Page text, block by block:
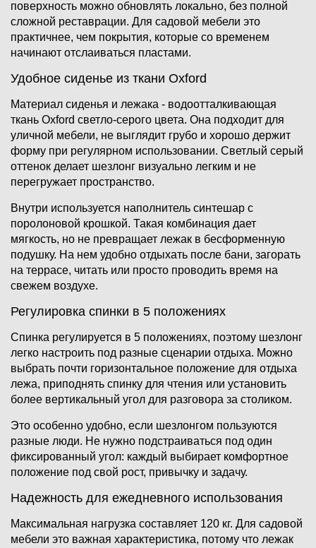
поверхность можно обновлять локально, без полной
сложной реставрации. Для садовой мебели это
практичнее, чем покрытия, которые со временем
начинают отслаиваться пластами.
Удобное сиденье из ткани Oxford
Материал сиденья и лежака - водоотталкивающая
ткань Oxford светло-серого цвета. Она подходит для
уличной мебели, не выглядит грубо и хорошо держит
форму при регулярном использовании. Светлый серый
оттенок делает шезлонг визуально легким и не
перегружает пространство.
Внутри используется наполнитель синтешар с
поролоновой крошкой. Такая комбинация дает
мягкость, но не превращает лежак в бесформенную
подушку. На нем удобно отдыхать после бани, загорать
на террасе, читать или просто проводить время на
свежем воздухе.
Регулировка спинки в 5 положениях
Спинка регулируется в 5 положениях, поэтому шезлонг
легко настроить под разные сценарии отдыха. Можно
выбрать почти горизонтальное положение для отдыха
лежа, приподнять спинку для чтения или установить
более вертикальный угол для разговора за столиком.
Это особенно удобно, если шезлонгом пользуются
разные люди. Не нужно подстраиваться под один
фиксированный угол: каждый выбирает комфортное
положение под свой рост, привычку и задачу.
Надежность для ежедневного использования
Максимальная нагрузка составляет 120 кг. Для садовой
мебели это важная характеристика, потому что лежак